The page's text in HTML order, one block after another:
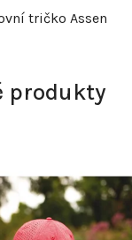
tričko Assen
produkty